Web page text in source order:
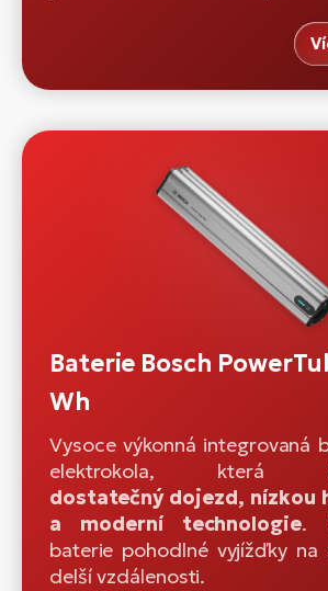
Baterie Bosch
Wh
Vysoce výkonná integrovaná
elektrokola, která
dostatečný dojezd, nízkou
a moderní technologie.
baterie pohodlné vyjížďky na
delší vzdálenosti.